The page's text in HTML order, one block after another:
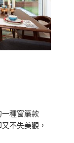
種窗簾款
不失美觀，